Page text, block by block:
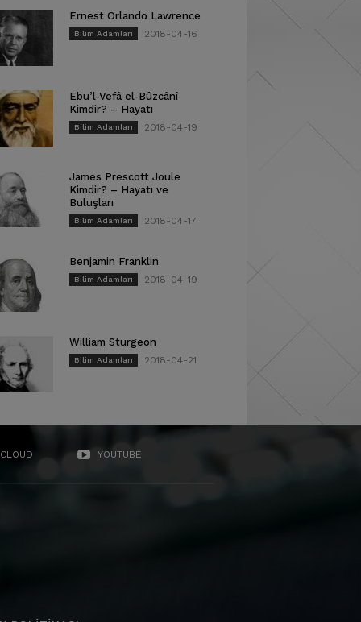
Ernest Orlando Lawrence
Bilim Adamları 2018-04-16
Ebu’l-Vefâ el-Bûzcânî
Kimdir? – Hayatı
Bilim Adamları 2018-04-19
James Prescott Joule
Kimdir? – Hayatı ve
Buluşları
Bilim Adamları 2018-04-17
Benjamin Franklin
Bilim Adamları 2018-04-19
William Sturgeon
Bilim Adamları 2018-04-21
YOUTUBE